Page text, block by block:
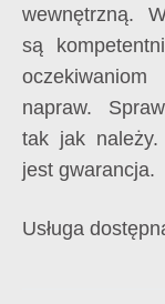
wewnętrzną.
są
napraw.
tak jak należy.
jest gwarancja.
Usługa